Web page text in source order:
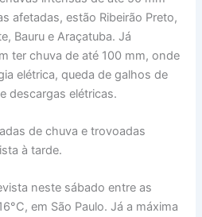
afetadas, estão Ribeirão Preto,
Bauru e Araçatuba. Já
ter chuva de até 100 mm, onde
elétrica, queda de galhos de
descargas elétricas.
de chuva e trovoadas
à tarde.
neste sábado entre as
em São Paulo. Já a máxima